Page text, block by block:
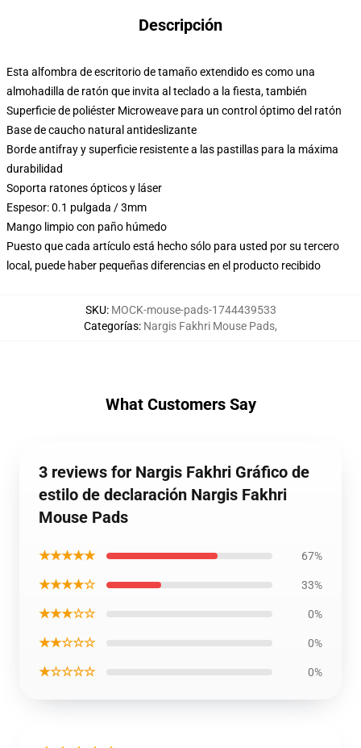
Descripción
Esta alfombra de escritorio de tamaño extendido es como una
almohadilla de ratón que invita al teclado a la fiesta, también
Superficie de poliéster Microweave para un control óptimo del ratón
Base de caucho natural antideslizante
Borde antifray y superficie resistente a las pastillas para la máxima
durabilidad
Soporta ratones ópticos y láser
Espesor: 0.1 pulgada / 3mm
Mango limpio con paño húmedo
Puesto que cada artículo está hecho sólo para usted por su tercero
local, puede haber pequeñas diferencias en el producto recibido
SKU: MOCK-mouse-pads-1744439533
Categorías: Nargis Fakhri Mouse Pads,
What Customers Say
3 reviews for Nargis Fakhri Gráfico de
estilo de declaración Nargis Fakhri
Mouse Pads
★★★★★ 67%
★★★★☆ 33%
★★★☆☆ 0%
★★☆☆☆ 0%
★☆☆☆☆ 0%